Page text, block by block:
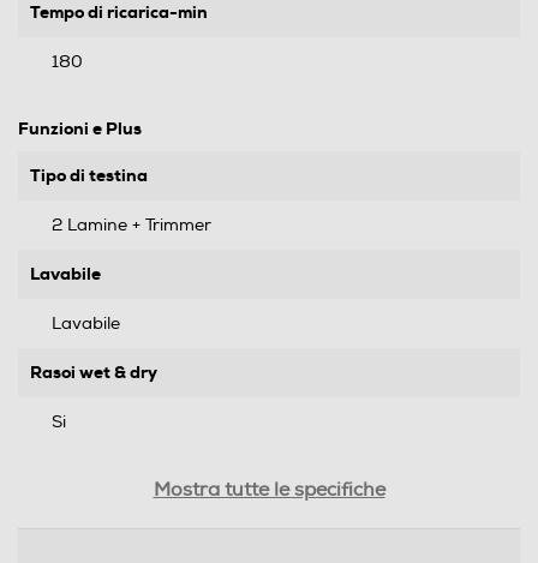
Tempo di ricarica-min
180
Funzioni e Plus
Tipo di testina
2 Lamine + Trimmer
Lavabile
Lavabile
Rasoi wet & dry
Si
Mostra tutte le specifiche